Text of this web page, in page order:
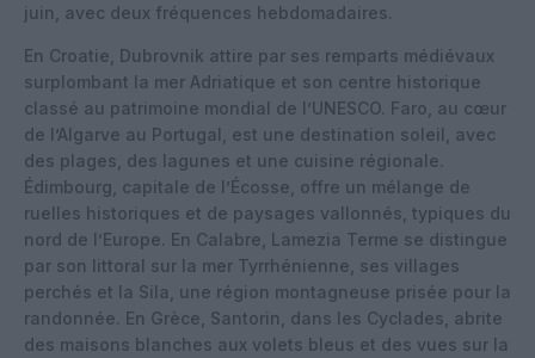
juin, avec deux fréquences hebdomadaires.
En Croatie, Dubrovnik attire par ses remparts médiévaux
surplombant la mer Adriatique et son centre historique
classé au patrimoine mondial de l’UNESCO. Faro, au cœur
de l’Algarve au Portugal, est une destination soleil, avec
des plages, des lagunes et une cuisine régionale.
Édimbourg, capitale de l’Écosse, offre un mélange de
ruelles historiques et de paysages vallonnés, typiques du
nord de l’Europe. En Calabre, Lamezia Terme se distingue
par son littoral sur la mer Tyrrhénienne, ses villages
perchés et la Sila, une région montagneuse prisée pour la
randonnée. En Grèce, Santorin, dans les Cyclades, abrite
des maisons blanches aux volets bleus et des vues sur la